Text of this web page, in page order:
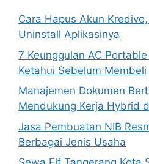
Cara Hapus Akun
Uninstall Aplikasinya
7 Keunggulan AC
Ketahui Sebelum Membeli
Manajemen Dokumen
Mendukung Kerja Hybrid
Jasa Pembuatan NIB
Berbagai Jenis Usaha